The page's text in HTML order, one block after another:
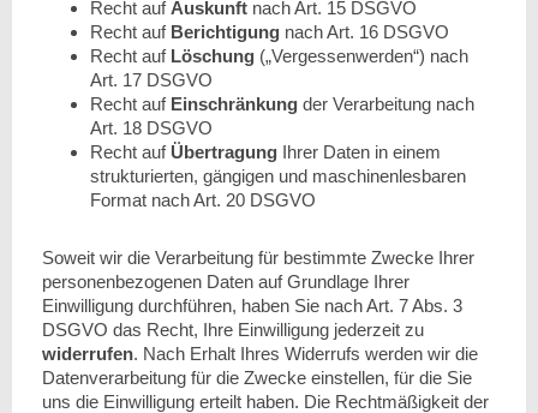
Recht auf Auskunft nach Art. 15 DSGVO
Recht auf Berichtigung nach Art. 16 DSGVO
Recht auf Löschung („Vergessenwerden“) nach
Art. 17 DSGVO
Recht auf Einschränkung der Verarbeitung nach
Art. 18 DSGVO
Recht auf Übertragung Ihrer Daten in einem
strukturierten, gängigen und maschinenlesbaren
Format nach Art. 20 DSGVO
Soweit wir die Verarbeitung für bestimmte Zwecke Ihrer
personenbezogenen Daten auf Grundlage Ihrer
Einwilligung durchführen, haben Sie nach Art. 7 Abs. 3
DSGVO das Recht, Ihre Einwilligung jederzeit zu
widerrufen. Nach Erhalt Ihres Widerrufs werden wir die
Datenverarbeitung für die Zwecke einstellen, für die Sie
uns die Einwilligung erteilt haben. Die Rechtmäßigkeit der